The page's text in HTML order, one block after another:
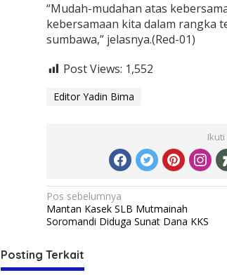
“Mudah-mudahan atas
kebersamaan kita dalam rangka
sumbawa,” jelasnya.(Red-01)
Post Views: 1,552
Editor Yadin Bima
Ikuti
Navigasi
pos
Pos sebelumnya
Mantan Kasek SLB Mutmainah
Soromandi Diduga Sunat Dana KKS
Posting Terkait